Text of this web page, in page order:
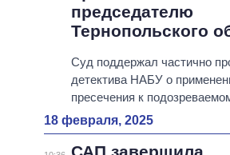
председателю
Тернопольского
Суд поддержал частично
детектива НАБУ о
пресечения к
18 февраля, 2025